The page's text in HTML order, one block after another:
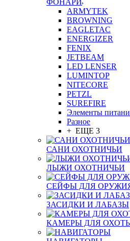
ФОНАРИ
ARMYTEK
BROWNING
EAGLETAC
ENERGIZER
FENIX
JETBEAM
LED LENSER
LUMINTOP
NITECORE
PETZL
SUREFIRE
Элементы
Разное
+ ЕЩЕ 3
САНИ ОХОТНИЧЬИ
ЛЫЖИ ОХОТНИЧЬИ
СЕЙФЫ ДЛЯ
ЗАСИДКИ И ЛАБАЗЫ
КАМЕРЫ ДЛЯ